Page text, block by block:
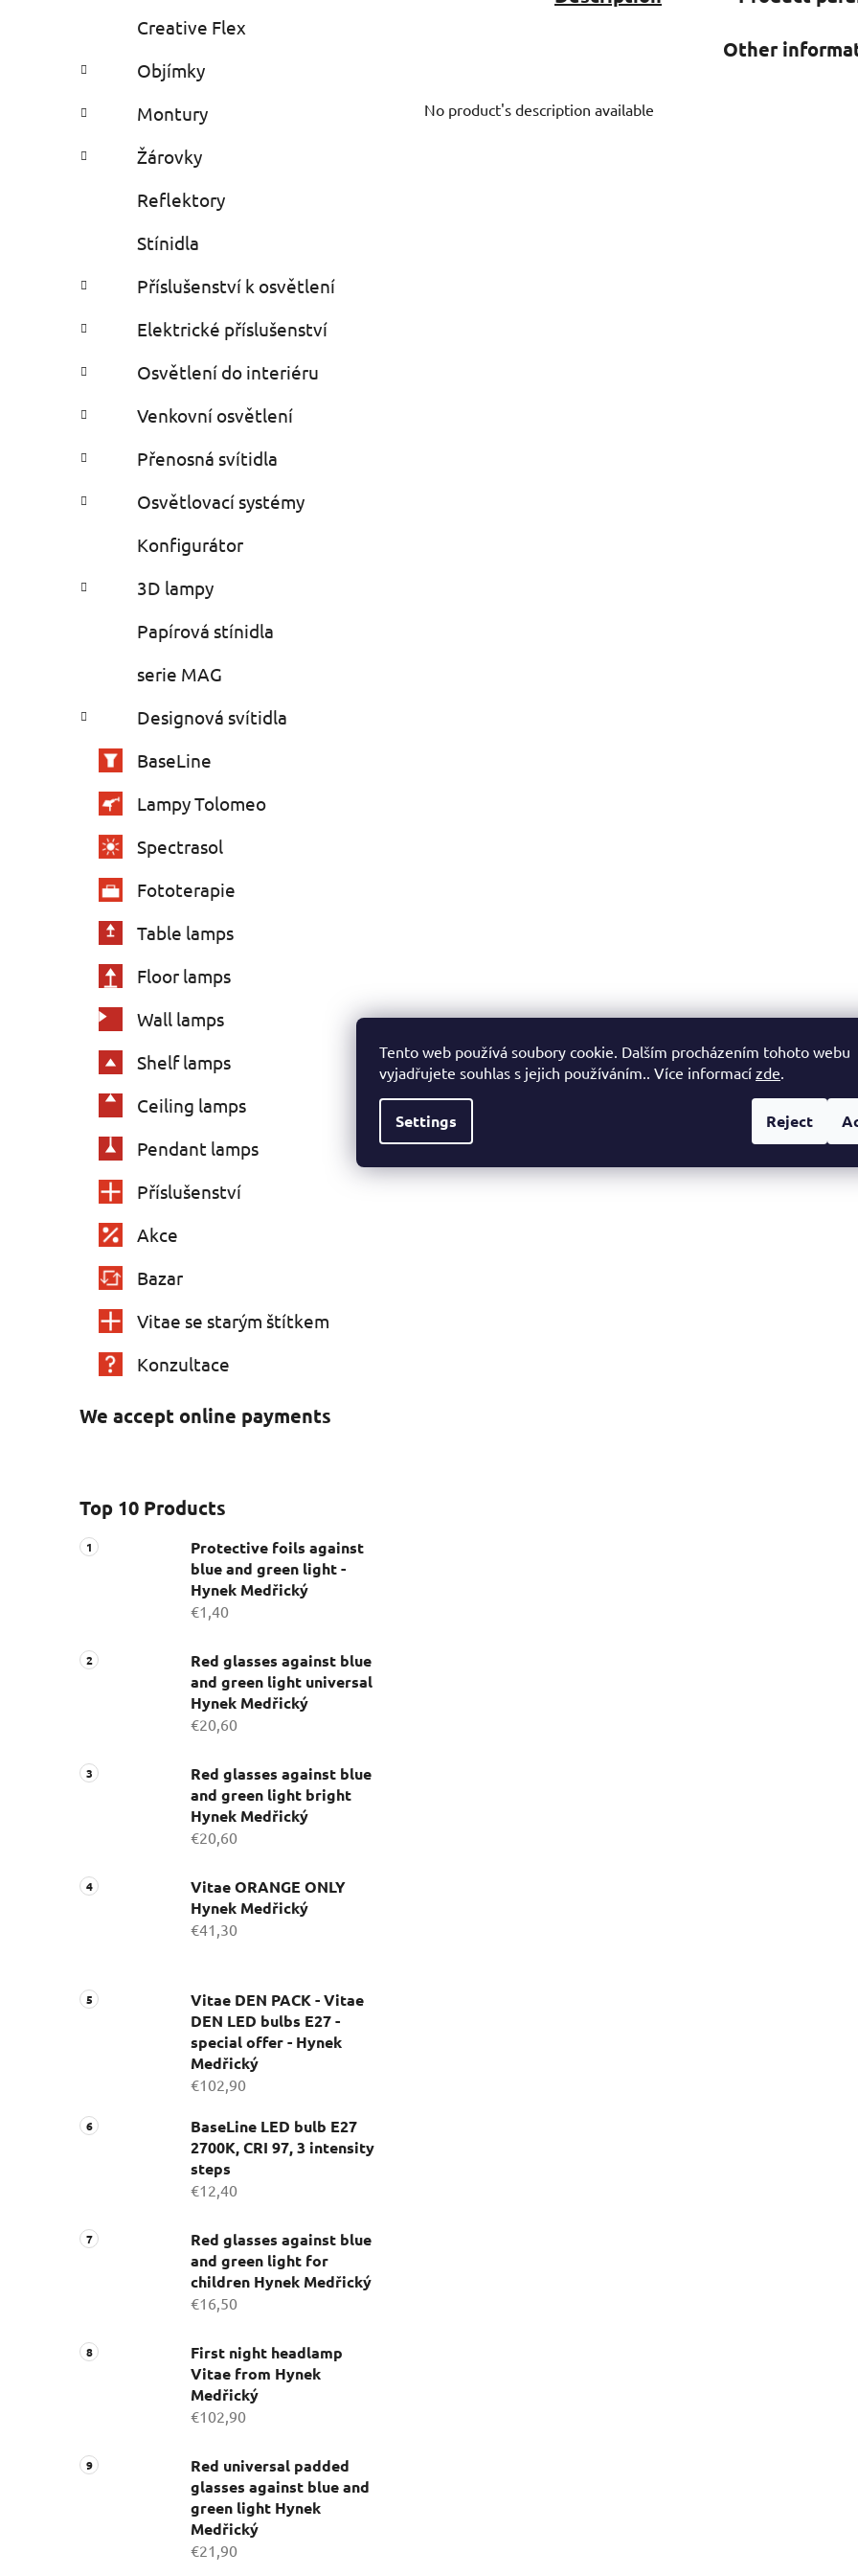
Tento web používá soubory cookie. Dalším procházením tohoto webu
vyjadřujete souhlas s jejich používáním.. Více informací zde.
Settings Reject
Creative Flex
Objímky
Montury
Žárovky
Reflektory
Stínidla
Příslušenství k osvětlení
Elektrické příslušenství
Osvětlení do interiéru
Venkovní osvětlení
Přenosná svítidla
Osvětlovací systémy
Konfigurátor
3D lampy
Papírová stínidla
serie MAG
Designová svítidla
BaseLine
Lampy Tolomeo
Spectrasol
Fototerapie
Table lamps
Floor lamps
Wall lamps
Shelf lamps
Ceiling lamps
Pendant lamps
Příslušenství
Akce
Bazar
Vitae se starým štítkem
Konzultace
We accept online payments
Top 10 Products
Protective foils against
blue and green light -
Hynek Medřický
€1,40
Red glasses against blue
and green light universal
Hynek Medřický
€20,60
Red glasses against blue
and green light bright
Hynek Medřický
€20,60
Vitae ORANGE ONLY
Hynek Medřický
€41,30
Vitae DEN PACK - Vitae
DEN LED bulbs E27 -
special offer - Hynek
Medřický
€102,90
BaseLine LED bulb E27
2700K, CRI 97, 3 intensity
steps
€12,40
Red glasses against blue
and green light for
children Hynek Medřický
€16,50
First night headlamp
Vitae from Hynek
Medřický
€102,90
Red universal padded
glasses against blue and
green light Hynek
Medřický
€21,90
Other
No product's description available